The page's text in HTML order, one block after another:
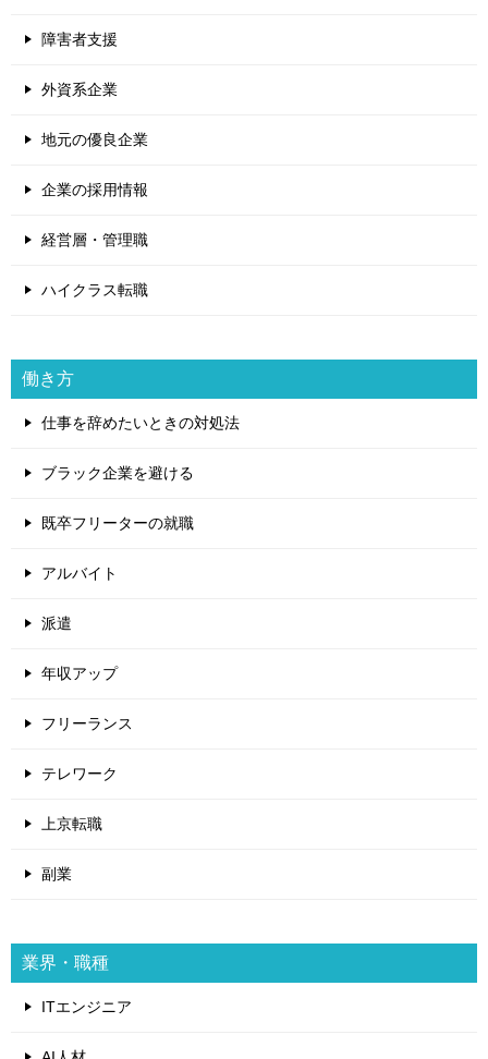
障害者支援
外資系企業
地元の優良企業
企業の採用情報
経営層・管理職
ハイクラス転職
働き方
仕事を辞めたいときの対処法
ブラック企業を避ける
既卒フリーターの就職
アルバイト
派遣
年収アップ
フリーランス
テレワーク
上京転職
副業
業界・職種
ITエンジニア